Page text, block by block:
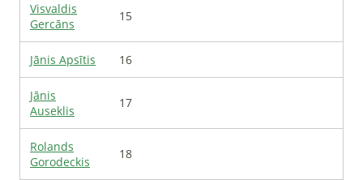
Visvaldis
Gercāns
15
Jānis Apsītis 16
Jānis
Auseklis
17
Rolands
Gorodeckis
18